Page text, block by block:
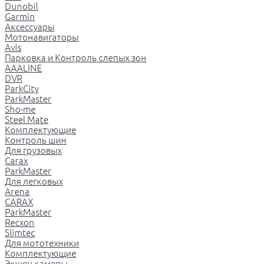
Dunobil
Garmin
Аксессуары
Мотонавигаторы
Avis
Парковка и Контроль слепых зон
AAALINE
DVR
ParkCity
ParkMaster
Sho-me
Steel Mate
Комплектующие
Контроль шин
Для грузовых
Carax
ParkMaster
Для легковых
Arena
CARAX
ParkMaster
Recxon
Slimtec
Для мототехники
Комплектующие